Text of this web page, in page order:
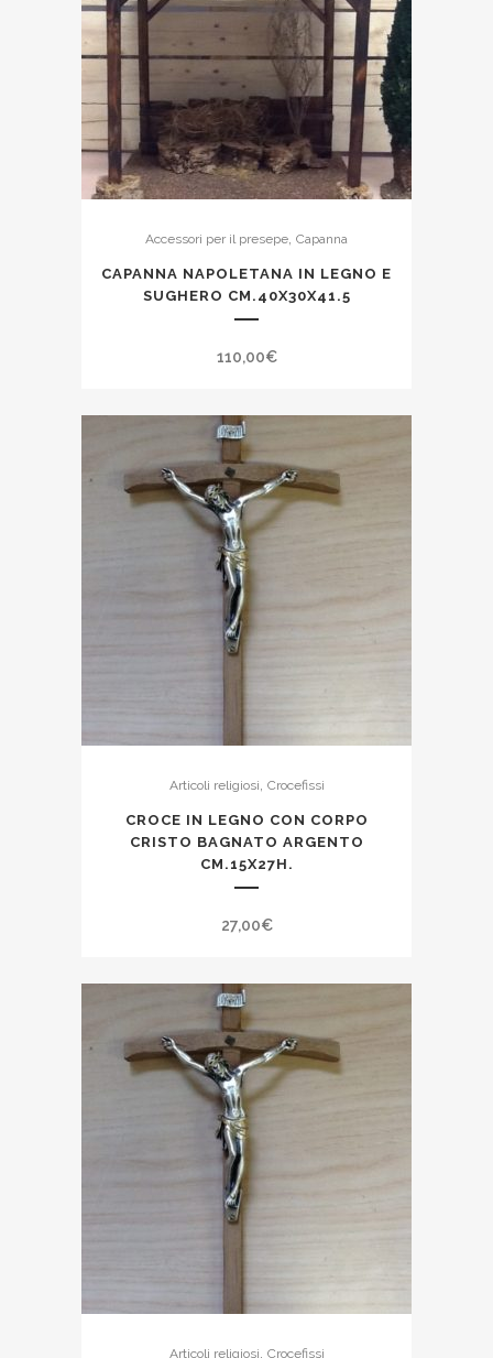
Accessori per il presepe Capanna
CAPANNA NAPOLETANA IN LEGNO E
SUGHERO CM.40X30X41.5
110,00€
Articoli religiosi Crocefissi
CROCE IN LEGNO CON CORPO
CRISTO BAGNATO ARGENTO
CM.15X27H.
27,00€
Articoli religiosi Crocefissi